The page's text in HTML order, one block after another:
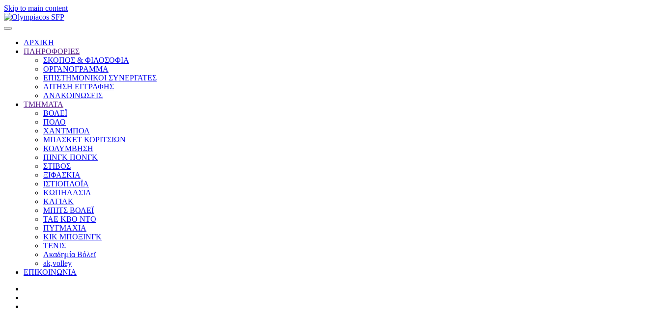
Skip to main content
ΑΡΧΙΚΗ
ΠΛΗΡΟΦΟΡΙΕΣ
ΣΚΟΠΟΣ & ΦΙΛΟΣΟΦΙΑ
ΟΡΓΑΝΟΓΡΑΜΜΑ
ΕΠΙΣΤΗΜΟΝΙΚΟΙ ΣΥΝΕΡΓΑΤΕΣ
ΑΙΤΗΣΗ ΕΓΓΡΑΦΗΣ
ΑΝΑΚΟΙΝΩΣΕΙΣ
ΤΜΗΜΑΤΑ
ΒΟΛΕΪ
ΠΟΛΟ
ΧΑΝΤΜΠΟΛ
ΜΠΑΣΚΕΤ ΚΟΡΙΤΣΙΩΝ
ΚΟΛΥΜΒΗΣΗ
ΠΙΝΓΚ ΠΟΝΓΚ
ΣΤΙΒΟΣ
ΞΙΦΑΣΚΙΑ
ΙΣΤΙΟΠΛΟΪΑ
ΚΩΠΗΛΑΣΙΑ
ΚΑΓΙΑΚ
ΜΠΙΤΣ ΒΟΛΕΪ
ΤΑΕ ΚΒΟ ΝΤΟ
ΠΥΓΜΑΧΙΑ
ΚΙΚ ΜΠΟΞΙΝΓΚ
ΤΕΝΙΣ
Ακαδημία Βόλεϊ
ak,volley
ΕΠΙΚΟΙΝΩΝΙΑ